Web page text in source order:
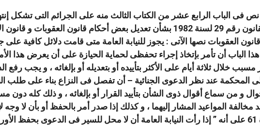
فى الباب الرابع عشر من الكتاب الثالث منه على الجرائم التى تشكل
369 إلى 373 ” و بمقتضى القانون رقم 29 لسنة 1982 بشأن تعديل بعض أحكام قانون
مكرراً إلى قانون العقوبات نصها الآتى : يجوز للنيابة العامة متى قامت دلائل
الباب أن تأمر بإتخاذ إجراء تحفظى لحماية الحيازة على أن يعرض هذا
خلال ثلاثة أيام على الأكثر بتأييده أو بتعديله أو بإلغائه ، و يجب رفع
المحكمة عند نظر الدعوى الجنائية – أن تفصل فى النزاع بناء على طلب
و من سماع أقوال ذوى الشأن بتأييد القرار أو بإلغائه ، و ذلك كله دون
مخالفة المواعيد المشار إليهما ، و كذلك إذا صدر أمر بالحفظ أو بأن لا
الإجراءات الجنائية فى المادة 61 على أنه ” إذا رأت النيابة العامة أن لا محل للسير فى